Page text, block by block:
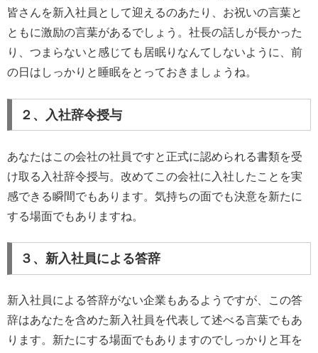
皆さんを新入社員として迎えるのあたり、お祝いの言葉と
ともに激励の言葉があるでしょう。社長の話しが長かった
り、つまらないと感じても居眠りなんてしないように、前
の日はしっかりと睡眠をとっておきましょうね。
２、入社辞令授与
あなたはこの会社の社員ですと正式に認められる書類を受
け取る入社辞令授与。改めてこの会社に入社したことを実
感できる瞬間でもあります。気持ちの面でも決意を新たに
する場面でもありますね。
３、新入社員による答辞
新入社員による答辞がない企業もあるようですが、この答
辞はあなたを含めた新入社員を代表して述べる言葉でもあ
ります。新たにする場面でもありますのでしっかりと耳を